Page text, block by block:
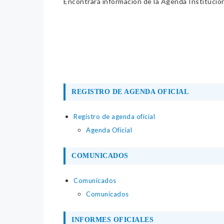
REGISTRO DE AGENDA OFICIAL
Registro de agenda oficial
Agenda Oficial
COMUNICADOS
Comunicados
Comunicados
INFORMES OFICIALES